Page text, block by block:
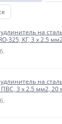
на
325, КГ, 3 х 2.5
на
3 x 2.5 мм2, 20